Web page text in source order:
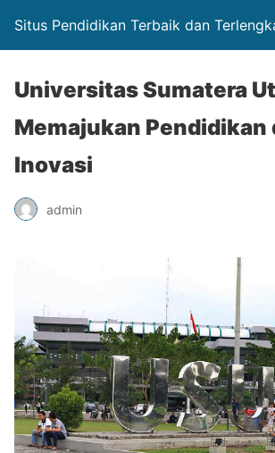
Situs Pendidikan Terbaik dan
Universitas Sumatera
Memajukan Pendidikan
Inovasi
admin